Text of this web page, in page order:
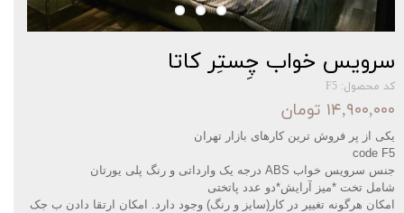
سرویس خواب چِستِر کاتا
کد محصول: F5
۱۴,۹۰۰,۰۰۰ تومان
یکی از پر فروش ترین کارهای بازار تهران‌‌
code F5
جنس سرویس خواب
شامل تخت *میز آرایش*دو عدد پاتختی
امکان هرگونه تغییر در کار(سایز و رنگ) وجود دارد. امکان ارتقا دادن ب جک